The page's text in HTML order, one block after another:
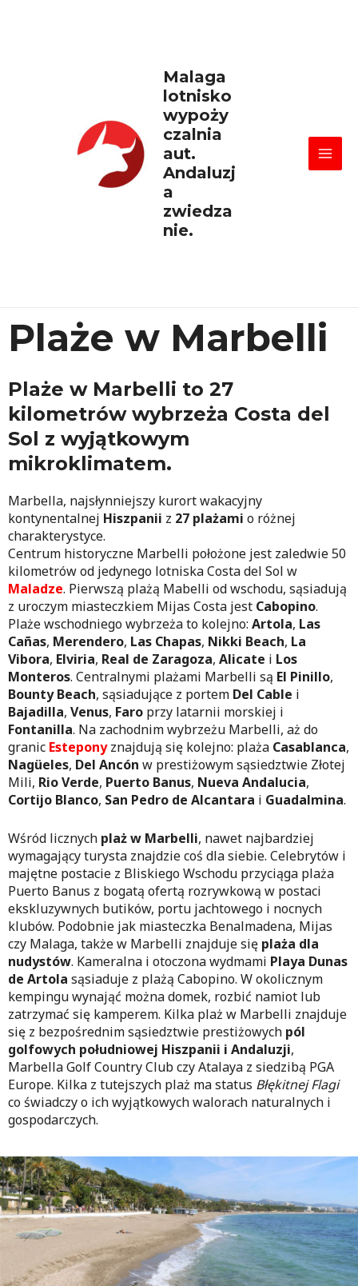
Malaga
lotnisko
wypoży
czalnia
aut.
Andaluzj
a
zwiedza
nie.
Plaże w Marbelli
Plaże w Marbelli to 27
kilometrów wybrzeża Costa del
Sol z wyjątkowym
mikroklimatem.
Marbella, najsłynniejszy kurort wakacyjny
kontynentalnej Hiszpanii z 27 plażami o różnej
charakterystyce.
Centrum historyczne Marbelli położone jest zaledwie 50
kilometrów od jedynego lotniska Costa del Sol w
Maladze. Pierwszą plażą Mabelli od wschodu, sąsiadują
z uroczym miasteczkiem Mijas Costa jest Cabopino.
Plaże wschodniego wybrzeża to kolejno: Artola, Las
Cañas, Merendero, Las Chapas, Nikki Beach, La
Vibora, Elviria, Real de Zaragoza, Alicate i Los
Monteros. Centralnymi plażami Marbelli są El Pinillo,
Bounty Beach, sąsiadujące z portem Del Cable i
Bajadilla, Venus, Faro przy latarnii morskiej i
Fontanilla. Na zachodnim wybrzeżu Marbelli, aż do
granic Esteponyznajdują się kolejno: plaża Casablanca,
Nagüeles, Del Ancón w prestiżowym sąsiedztwie Złotej
Mili, Rio Verde, Puerto Banus, Nueva Andalucia,
Cortijo Blanco, San Pedro de Alcantara i Guadalmina.
Wśród licznych plaż w Marbelli, nawet najbardziej
wymagający turysta znajdzie coś dla siebie. Celebrytów i
majętne postacie z Bliskiego Wschodu przyciąga plaża
Puerto Banus z bogatą ofertą rozrywkową w postaci
ekskluzywnych butików, portu jachtowego i nocnych
klubów. Podobnie jak miasteczka Benalmadena, Mijas
czy Malaga, także w Marbelli znajduje się plaża dla
nudystów. Kameralna i otoczona wydmami Playa Dunas
de Artola sąsiaduje z plażą Cabopino. W okolicznym
kempingu wynająć można domek, rozbić namiot lub
zatrzymać się kamperem. Kilka plaż w Marbelli znajduje
się z bezpośrednim sąsiedztwie prestiżowych pól
golfowych południowej Hiszpanii i Andaluzji,
Marbella Golf Country Club czy Atalaya z siedzibą PGA
Europe. Kilka z tutejszych plaż ma status Błękitnej Flagi
co świadczy o ich wyjątkowych walorach naturalnych i
gospodarczych.